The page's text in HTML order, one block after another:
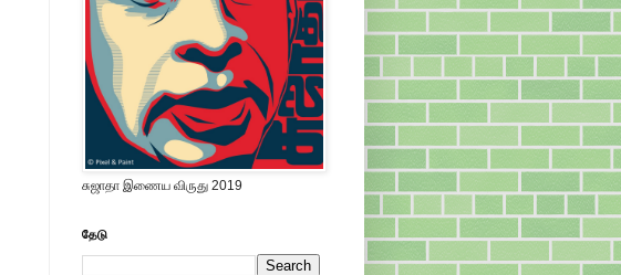
சுஜாதா இணைய விருது 2019
தேடு